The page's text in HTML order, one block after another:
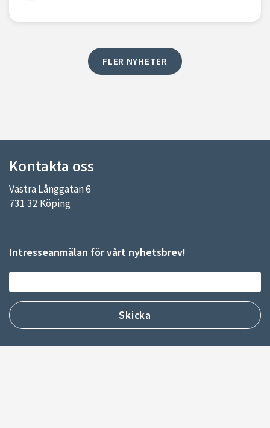
FLER NYHETER
Kontakta oss
Västra Långgatan 6
731 32 Köping
Intresseanmälan för vårt nyhetsbrev!